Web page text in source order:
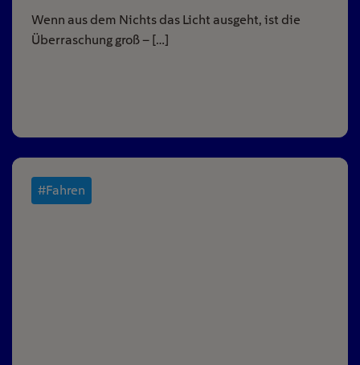
Wenn aus dem Nichts das Licht ausgeht, ist die
Überraschung groß – […]
#Fahren